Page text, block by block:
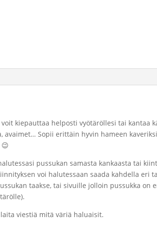
kiepauttaa helposti vyötäröllesi tai kantaa
avaimet… Sopii erittäin hyvin hameen
pussukan samasta kankaasta tai
voi halutessaan saada kahdella eri
taakse, tai sivuille jolloin pussukka on
viestiä mitä väriä haluaisit.